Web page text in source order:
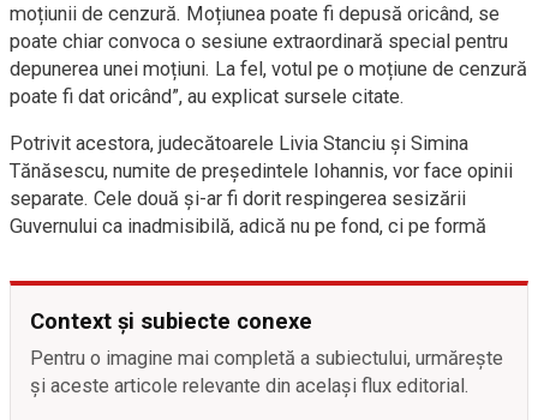
moțiunii de cenzură. Moțiunea poate fi depusă oricând, se
poate chiar convoca o sesiune extraordinară special pentru
depunerea unei moțiuni. La fel, votul pe o moțiune de cenzură
poate fi dat oricând”, au explicat sursele citate.
Potrivit acestora, judecătoarele Livia Stanciu și Simina
Tănăsescu, numite de președintele Iohannis, vor face opinii
separate. Cele două și-ar fi dorit respingerea sesizării
Guvernului ca inadmisibilă, adică nu pe fond, ci pe formă
Context și subiecte conexe
Pentru o imagine mai completă a subiectului, urmărește
și aceste articole relevante din același flux editorial.